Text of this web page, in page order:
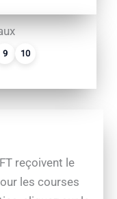
9 10
reçoivent le
les courses